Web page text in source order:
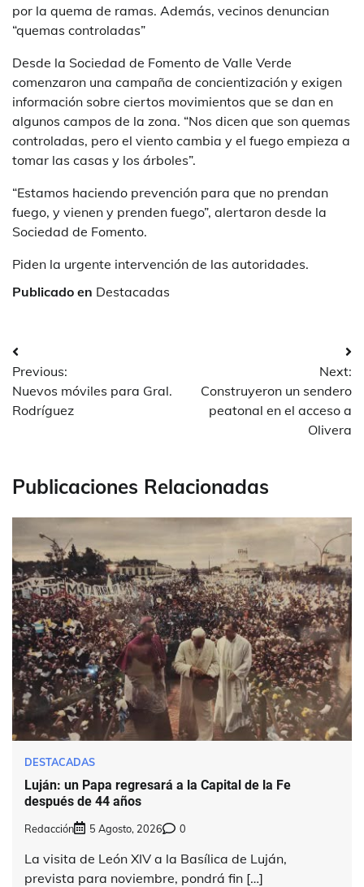
por la quema de ramas. Además, vecinos denuncian
“quemas controladas”
Desde la Sociedad de Fomento de Valle Verde
comenzaron una campaña de concientización y exigen
información sobre ciertos movimientos que se dan en
algunos campos de la zona. “Nos dicen que son quemas
controladas, pero el viento cambia y el fuego empieza a
tomar las casas y los árboles”.
“Estamos haciendo prevención para que no prendan
fuego, y vienen y prenden fuego”, alertaron desde la
Sociedad de Fomento.
Piden la urgente intervención de las autoridades.
Publicado en Destacadas
Navegación
de
entradas
Previous:
Nuevos móviles para Gral.
Rodríguez
Next:
Construyeron un sendero
peatonal en el acceso a
Olivera
Publicaciones Relacionadas
DESTACADAS
Luján: un Papa regresará a la Capital de la Fe
después de 44 años
Redacción 5 Agosto, 2026 0
La visita de León XIV a la Basílica de Luján,
prevista para noviembre, pondrá fin […]